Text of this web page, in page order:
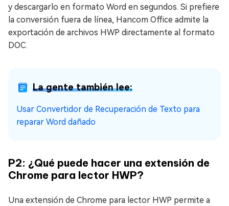
y descargarlo en formato Word en segundos. Si prefiere
la conversión fuera de línea, Hancom Office admite la
exportación de archivos HWP directamente al formato
DOC.
La gente también lee:
Usar Convertidor de Recuperación de Texto para
reparar Word dañado
P2: ¿Qué puede hacer una extensión de
Chrome para lector HWP?
Una extensión de Chrome para lector HWP permite a